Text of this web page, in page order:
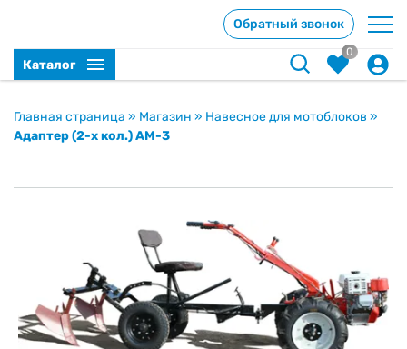
Обратный звонок
Каталог
0
Главная страница » Магазин » Навесное для мотоблоков »
Адаптер (2-х кол.) АМ-3